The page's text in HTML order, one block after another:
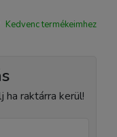
Kedvenc termékeimhez
raktárra kerül!